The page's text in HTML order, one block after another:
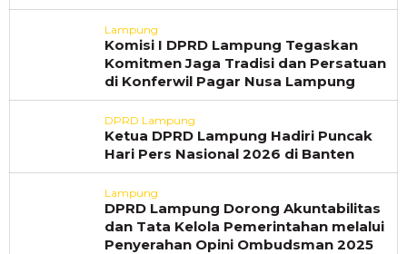
Lampung
Komisi I DPRD Lampung Tegaskan
Komitmen Jaga Tradisi dan Persatuan
di Konferwil Pagar Nusa Lampung
DPRD Lampung
Ketua DPRD Lampung Hadiri Puncak
Hari Pers Nasional 2026 di Banten
Lampung
DPRD Lampung Dorong Akuntabilitas
dan Tata Kelola Pemerintahan melalui
Penyerahan Opini Ombudsman 2025